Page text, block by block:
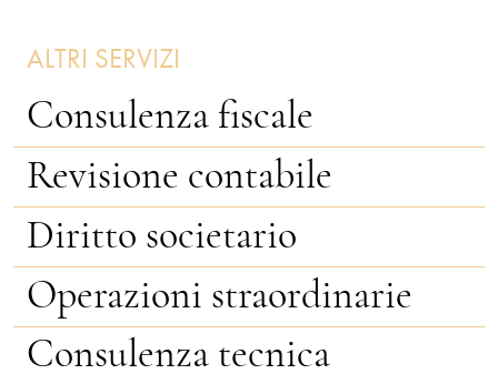
ALTRI SERVIZI
Consulenza fiscale
Revisione contabile
Diritto societario
Operazioni straordinarie
Consulenza tecnica